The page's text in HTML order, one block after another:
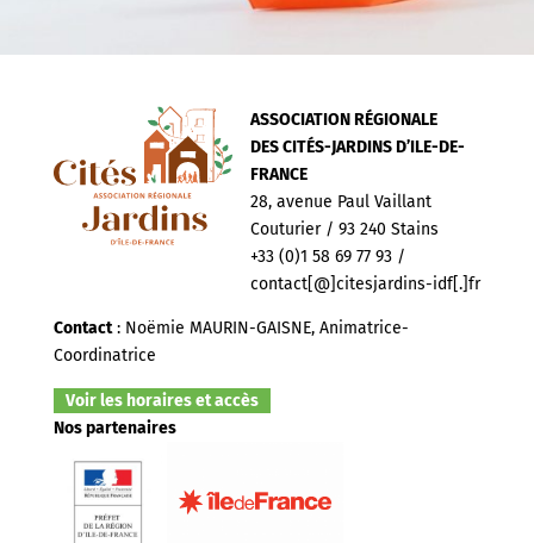
ASSOCIATION RÉGIONALE
DES CITÉS-JARDINS D’ILE-DE-
FRANCE
28, avenue Paul Vaillant
Couturier / 93 240 Stains
+33 (0)1 58 69 77 93 /
contact[@]citesjardins-idf[.]fr
Contact: Noëmie MAURIN-GAISNE, Animatrice-
Coordinatrice
Voir les horaires et accès
Nos partenaires